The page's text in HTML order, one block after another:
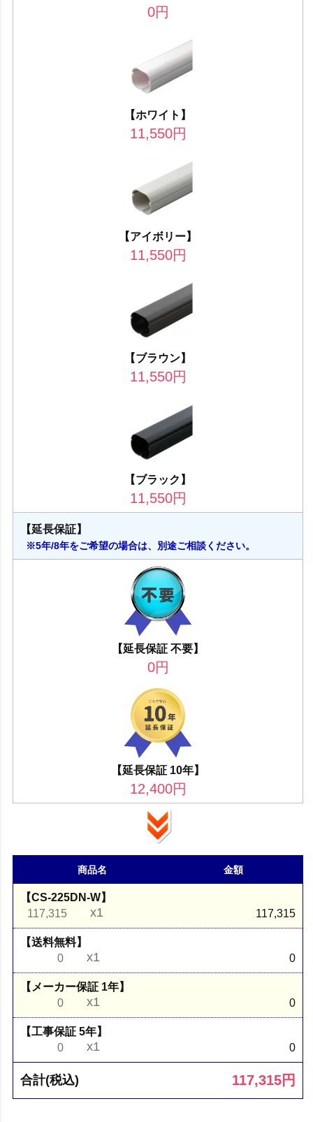
0円
【ホワイト】
11,550円
【アイボリー】
11,550円
【ブラウン】
11,550円
【ブラック】
11,550円
【延長保証】
※5年/8年をご希望の場合は、別途ご相談ください。
【延長保証 不要】
0円
【延長保証 10年】
12,400円
商品名 金額
【CS-225DN-W】
117,315
x1 117,315
【送料無料】
0
x1 0
【メーカー保証 1年】
0
x1 0
【工事保証 5年】
0
x1 0
合計(税込) 117,315円